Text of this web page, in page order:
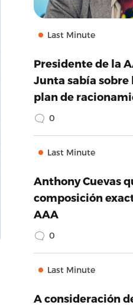
Last Minute
Presidente de la
Junta sabía
plan de
0
Last Minute
Anthony Cuevas
composición
AAA
0
Last Minute
A consideración